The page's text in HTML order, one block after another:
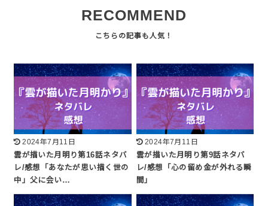
RECOMMEND
2024年7月11日
雲が描いた月明り第16話ネタバ
レ/感想「あなたが思い描く世の
中」父に会い…
2024年7月11日
雲が描いた月明り第9話ネタバ
レ/感想「心の留め金が外れる瞬
間」